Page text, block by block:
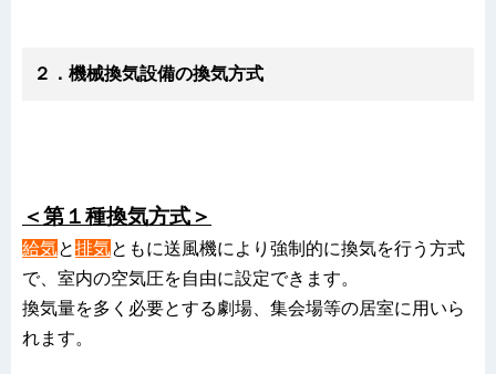
２．機械換気設備の換気方式
＜第１種換気方式＞
給気と排気ともに送風機により強制的に換気を行う方式
で、室内の空気圧を自由に設定できます。
換気量を多く必要とする劇場、集会場等の居室に用いら
れます。